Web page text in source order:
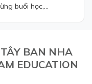
buổi học,...
BAN NHA
EDUCATION